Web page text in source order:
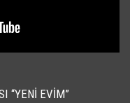
“YENI EVIM”